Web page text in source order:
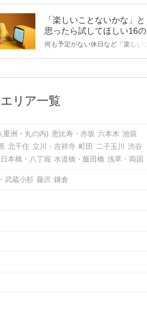
「楽しいことないかな」と
思ったら試してほしい16の
こと
何も予定がない休日など「楽しいこ
になれる対処法から、恋愛・自分磨
き・趣味などジャンル別の楽しいこ
とを探している方は必見です。
リア一覧
重洲・丸の内) 恵比寿・赤坂 六本木 池袋
北千住 立川・吉祥寺 町田 二子玉川
渋谷
日本橋・八丁堀 水道橋・飯田橋 浅草・両国
武蔵小杉 藤沢 鎌倉